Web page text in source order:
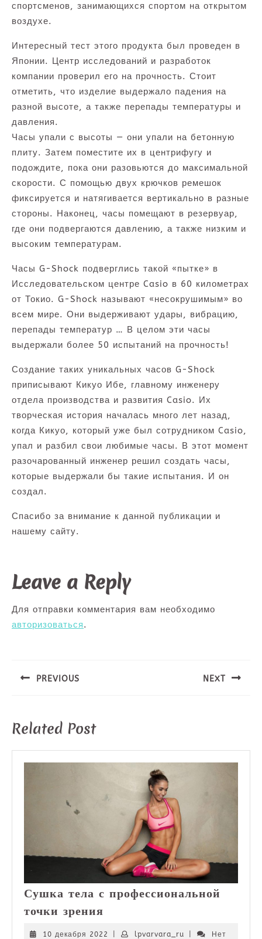
спортсменов, занимающихся спортом на открытом
воздухе.
Интересный тест этого продукта был проведен в
Японии. Центр исследований и разработок
компании проверил его на прочность. Стоит
отметить, что изделие выдержало падения на
разной высоте, а также перепады температуры и
давления.
Часы упали с высоты — они упали на бетонную
плиту. Затем поместите их в центрифугу и
подождите, пока они разовьются до максимальной
скорости. С помощью двух крючков ремешок
фиксируется и натягивается вертикально в разные
стороны. Наконец, часы помещают в резервуар,
где они подвергаются давлению, а также низким и
высоким температурам.
Часы G-Shock подверглись такой «пытке» в
Исследовательском центре Casio в 60 километрах
от Токио. G-Shock называют «несокрушимым» во
всем мире. Они выдерживают удары, вибрацию,
перепады температур … В целом эти часы
выдержали более 50 испытаний на прочность!
Создание таких уникальных часов G-Shock
приписывают Кикуо Ибе, главному инженеру
отдела производства и развития Casio. Их
творческая история началась много лет назад,
когда Кикуо, который уже был сотрудником Casio,
упал и разбил свои любимые часы. В этот момент
разочарованный инженер решил создать часы,
которые выдержали бы такие испытания. И он
создал.
Спасибо за внимание к данной публикации и
нашему сайту.
Leave a Reply
Для отправки комментария вам необходимо
авторизоваться.
записям
PREVIOUS NEXT
Related Post
Сушка тела с профессиональной
точки зрения
с
10 декабря 2022 lpvarvara_rulpvarvara_ru
Нет